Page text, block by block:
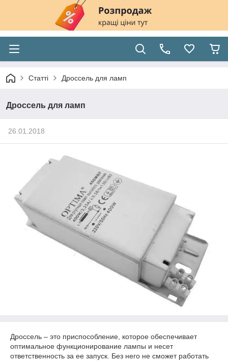
Статті Дроссель для ламп
Дроссель для ламп
26.01.2018
Дроссель – это приспособление, которое обеспечивает
оптимальное функционирование лампы и несет
ответственность за ее запуск. Без него не сможет работать